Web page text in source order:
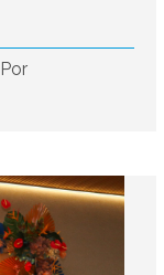
Por